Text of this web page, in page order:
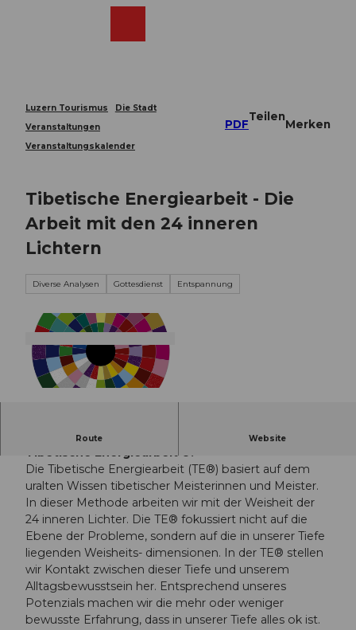
Luzern Tourismus
Die Stadt
Veranstaltungen
Veranstaltungskalender
PDF
Teilen
Merken
Tibetische Energiearbeit - Die
Arbeit mit den 24 inneren
Lichtern
Diverse Analysen Gottesdienst Entspannung
Route Website
Die Arbeit mit den 24 inneren Lichtern -
Tibetische Energiearbeit ®.
Die Tibetische Energiearbeit (TE®) basiert auf dem
uralten Wissen tibetischer Meisterinnen und Meister.
In dieser Methode arbeiten wir mit der Weisheit der
24 inneren Lichter. Die TE® fokussiert nicht auf die
Ebene der Probleme, sondern auf die in unserer Tiefe
liegenden Weisheits- dimensionen. In der TE® stellen
wir Kontakt zwischen dieser Tiefe und unserem
Alltagsbewusstsein her. Entsprechend unseres
Potenzials machen wir die mehr oder weniger
bewusste Erfahrung, dass in unserer Tiefe alles ok ist.